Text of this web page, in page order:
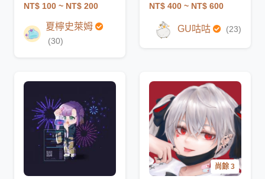
NT$ 100 ~ NT$ 200
夏檸史萊姆
(30)
NT$ 400 ~ NT$ 600
GU咕咕 (23)
尚餘 3